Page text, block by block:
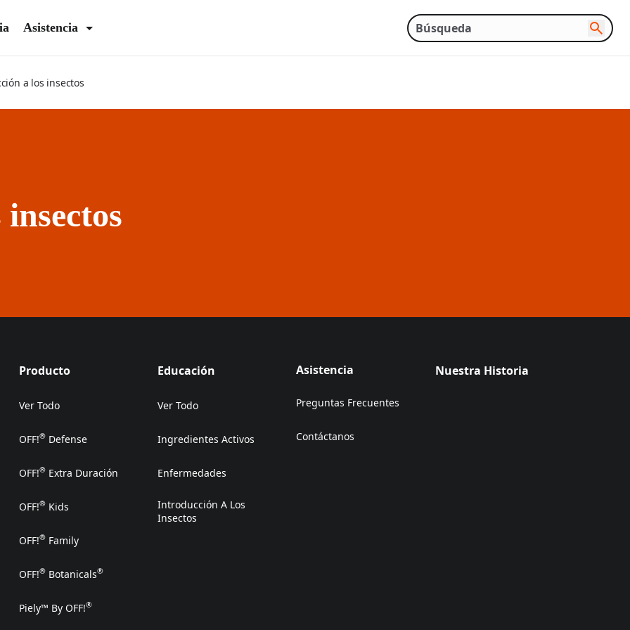
Asistencia
a los insectos
Producto
Ver Todo
OFF!®Defense
OFF!®Extra Duración
OFF!®Kids
OFF!®Family
OFF!®Botanicals®
Piely™ By OFF!®
Educación
Ver Todo
Ingredientes Activos
Enfermedades
Introducción A Los
Insectos
Asistencia
Preguntas Frecuentes
Contáctanos
(Opens in a new tab)
Nuestra Historia